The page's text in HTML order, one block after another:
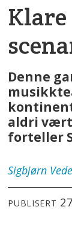
Denne
aldri
forteller
Sigbjørn
PUBLISERT